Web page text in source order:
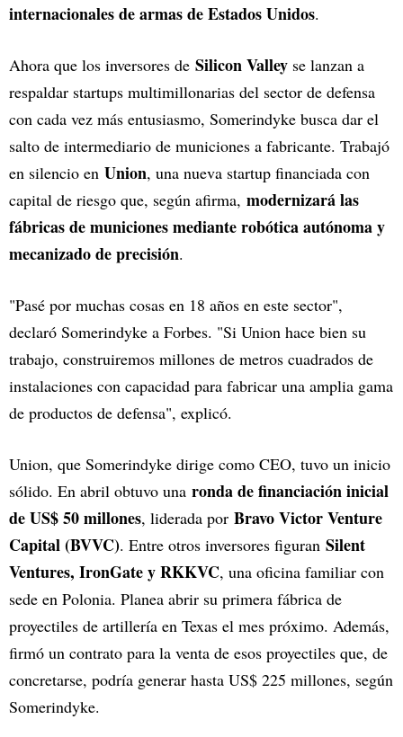
internacionales de armas de Estados Unidos.
Ahora que los inversores de Silicon Valley se lanzan a
respaldar startups multimillonarias del sector de defensa
con cada vez más entusiasmo, Somerindyke busca dar el
salto de intermediario de municiones a fabricante. Trabajó
en silencio en Union, una nueva startup financiada con
capital de riesgo que, según afirma, modernizará las
fábricas de municiones mediante robótica autónoma y
mecanizado de precisión.
"Pasé por muchas cosas en 18 años en este sector",
declaró Somerindyke a Forbes. "Si Union hace bien su
trabajo, construiremos millones de metros cuadrados de
instalaciones con capacidad para fabricar una amplia gama
de productos de defensa", explicó.
Union, que Somerindyke dirige como CEO, tuvo un inicio
sólido. En abril obtuvo una ronda de financiación inicial
de US$ 50 millones, liderada por Bravo Victor Venture
Capital (BVVC). Entre otros inversores figuran Silent
Ventures, IronGate y RKKVC, una oficina familiar con
sede en Polonia. Planea abrir su primera fábrica de
proyectiles de artillería en Texas el mes próximo. Además,
firmó un contrato para la venta de esos proyectiles que, de
concretarse, podría generar hasta US$ 225 millones, según
Somerindyke.